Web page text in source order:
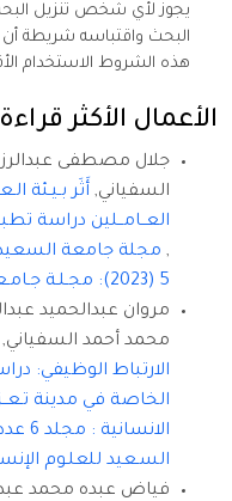
يجوز لأي شخص تنزيل
البحث واقتباسه شريطة أن
هذه الشروط الاستخدام
الأعمال الأكثر
جلال مصطفى
السفياني, أَثَر بـيـئة
العــامــلين دراسة
,
5 (2023): مجـلـة جـامـعـة السـعيد للعلـوم الإنسـانية
مروان عبدالحميد
محمد أحمد السفياني,
الارتباط الوظيفي:
الخاصة في مدينة
السـعيد للعلـوم
فياض عبده محمد